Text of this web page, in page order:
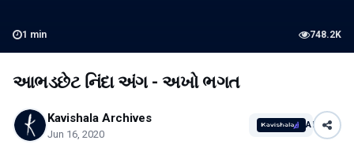
1 min 748.2K
આભડછેટ નિંદા અંગ - અખો ભગત
Kavishala Archives
Jun 16, 2020
AI